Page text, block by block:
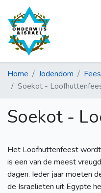
Home Jodendom
Soekot -
Soekot -
Het Loofhuttenfeest
is een van de meest
dagen. Ieder jaar moeten
de Israëlieten uit Egypte